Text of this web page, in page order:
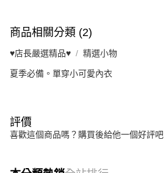
商品相關分類 (2)
♥️店長嚴選精品♥️ 精選小物
夏季必備。單穿小可愛內衣
評價
喜歡這個商品嗎？購買後給他一個好評吧